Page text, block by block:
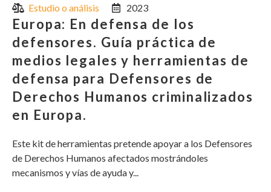
Estudio o análisis
2023
Europa: En defensa de los
defensores. Guía práctica de
medios legales y herramientas de
defensa para Defensores de
Derechos Humanos criminalizados
en Europa.
Este kit de herramientas pretende apoyar a los Defensores
de Derechos Humanos afectados mostrándoles
mecanismos y vías de ayuda y...